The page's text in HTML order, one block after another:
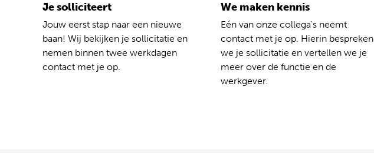
Je solliciteert
Jouw eerst stap naar een nieuwe
baan! Wij bekijken je sollicitatie en
nemen binnen twee werkdagen
contact met je op.
We maken kennis
Eén van onze collega's neemt
contact met je op. Hierin bespreken
we je sollicitatie en vertellen we je
meer over de functie en de
werkgever.